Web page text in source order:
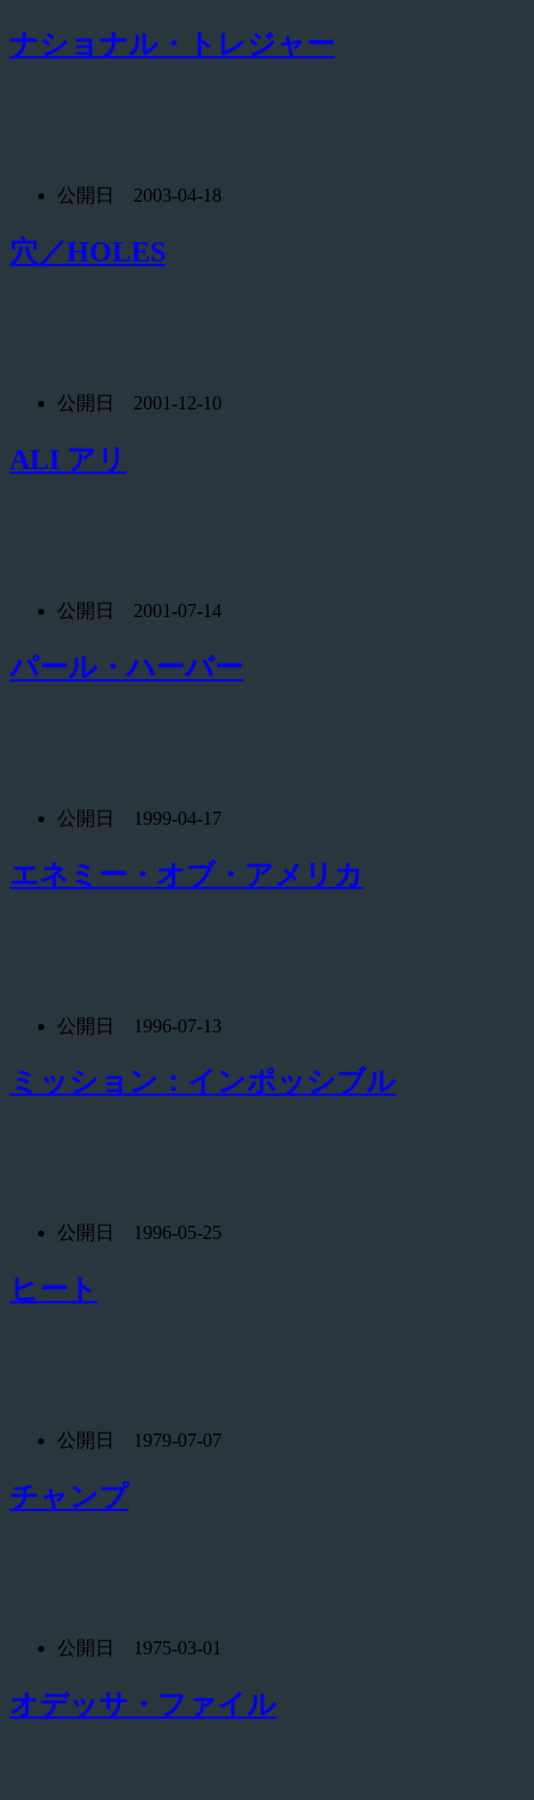
ナショナル・トレジャー
公開日 2003-04-18
穴／HOLES
公開日 2001-12-10
ALI アリ
公開日 2001-07-14
パール・ハーバー
公開日 1999-04-17
エネミー・オブ・アメリカ
公開日 1996-07-13
ミッション：インポッシブル
公開日 1996-05-25
ヒート
公開日 1979-07-07
チャンプ
公開日 1975-03-01
オデッサ・ファイル